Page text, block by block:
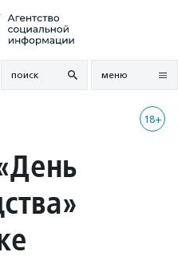
поиск меню
18+